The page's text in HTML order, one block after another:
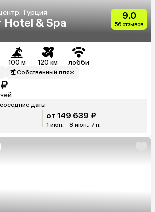
Турция
Hotel & Spa
9.0
56 отзывов
100 м 120 км лобби
Собственный пляж
даты
от 149 639 ₽
1 июн. - 8 июн., 7 н.